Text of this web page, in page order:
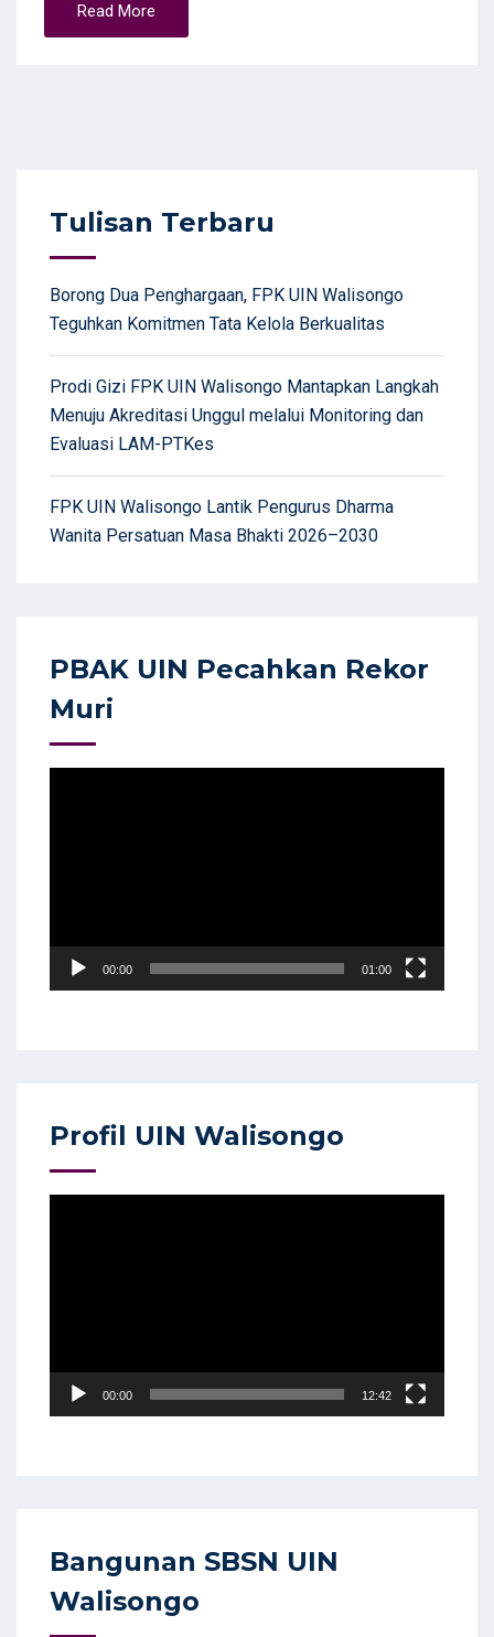
Read More
Tulisan Terbaru
Borong Dua Penghargaan, FPK UIN Walisongo
Teguhkan Komitmen Tata Kelola Berkualitas
Prodi Gizi FPK UIN Walisongo Mantapkan Langkah
Menuju Akreditasi Unggul melalui Monitoring dan
Evaluasi LAM-PTKes
FPK UIN Walisongo Lantik Pengurus Dharma
Wanita Persatuan Masa Bhakti 2026–2030
PBAK UIN Pecahkan Rekor
Muri
00:00 01:00
Profil UIN Walisongo
00:00 12:42
Bangunan SBSN UIN
Walisongo